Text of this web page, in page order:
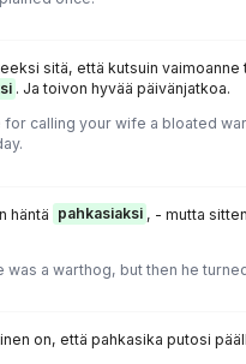
sitä, että kutsuin vaimoanne
. Ja toivon hyvää päivänjatkoa.
for calling your wife a bloated
häntä pahkasiaksi , - mutta
was a warthog, but then he
on, että pahkasika putosi